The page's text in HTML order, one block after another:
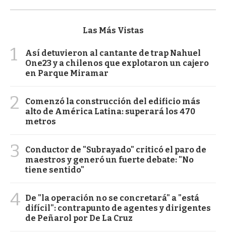
Las Más Vistas
1
Así detuvieron al cantante de trap Nahuel
One23 y a chilenos que explotaron un cajero
en Parque Miramar
2
Comenzó la construcción del edificio más
alto de América Latina: superará los 470
metros
3
Conductor de "Subrayado" criticó el paro de
maestros y generó un fuerte debate: "No
tiene sentido"
4 De "la operación no se concretará" a "está
difícil": contrapunto de agentes y dirigentes
de Peñarol por De La Cruz